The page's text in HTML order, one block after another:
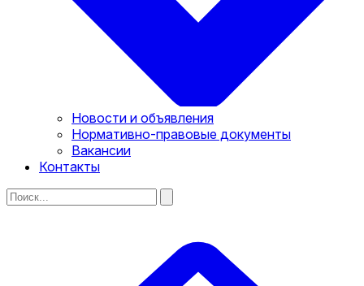
Новости и объявления
Нормативно-правовые документы
Вакансии
Контакты